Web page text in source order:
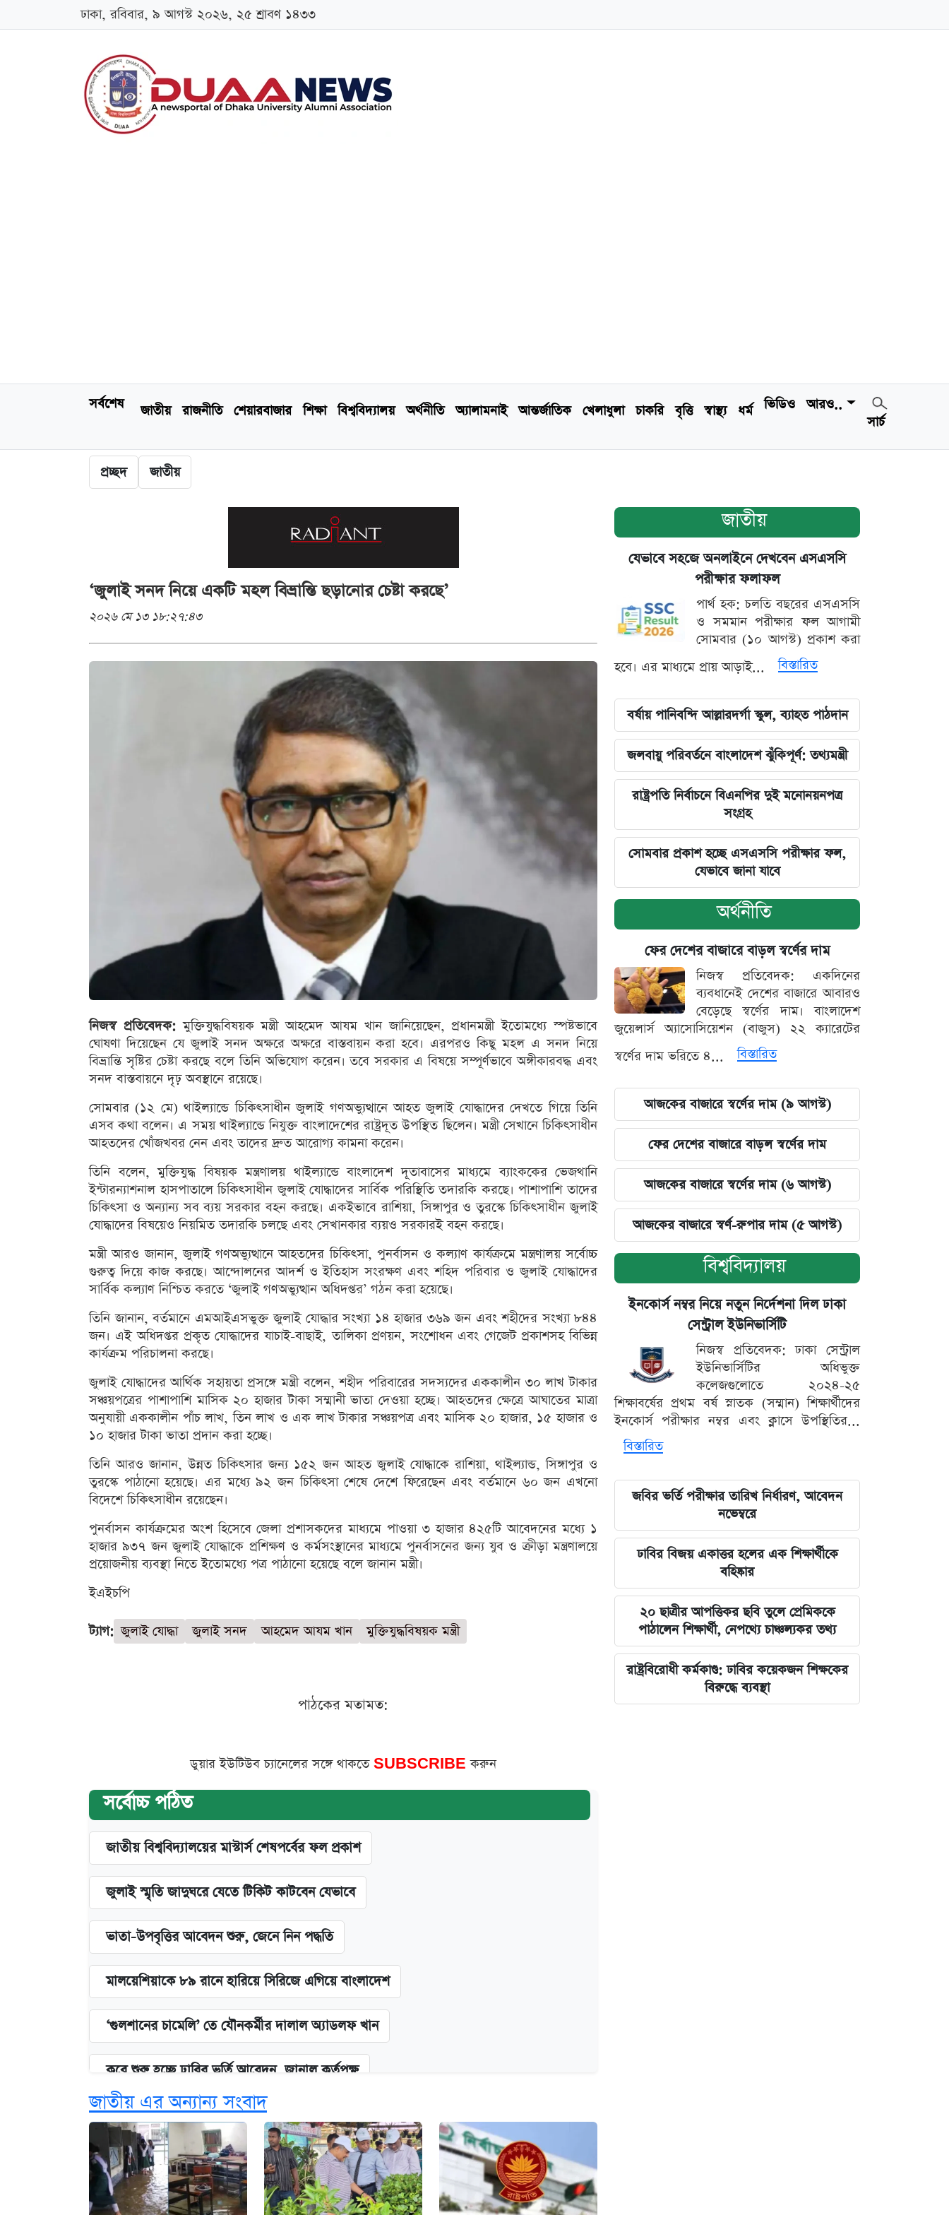
ঢাকা, রবিবার, ৯ আগস্ট ২০২৬, ২৫ শ্রাবণ ১৪৩৩
সর্বশেষ জাতীয় রাজনীতি শেয়ারবাজার শিক্ষা বিশ্ববিদ্যালয় অর্থনীতি অ্যালামনাই আন্তর্জাতিক খেলাধুলা চাকরি বৃত্তি স্বাস্থ্য ধর্ম ভিডিও
আরও..
সার্চ
প্রচ্ছদ জাতীয়
‘জুলাই সনদ নিয়ে একটি মহল বিভ্রান্তি ছড়ানোর চেষ্টা করছে’
২০২৬ মে ১৩ ১৮:২৭:৪৩
নিজস্ব প্রতিবেদক:মুক্তিযুদ্ধবিষয়ক মন্ত্রী আহমেদ আযম খান জানিয়েছেন, প্রধানমন্ত্রী ইতোমধ্যে স্পষ্টভাবে
ঘোষণা দিয়েছেন যে জুলাই সনদ অক্ষরে অক্ষরে বাস্তবায়ন করা হবে। এরপরও কিছু মহল এ সনদ নিয়ে
বিভ্রান্তি সৃষ্টির চেষ্টা করছে বলে তিনি অভিযোগ করেন। তবে সরকার এ বিষয়ে সম্পূর্ণভাবে অঙ্গীকারবদ্ধ এবং
সনদ বাস্তবায়নে দৃঢ় অবস্থানে রয়েছে।
সোমবার (১২ মে) থাইল্যান্ডে চিকিৎসাধীন জুলাই গণঅভ্যুত্থানে আহত জুলাই যোদ্ধাদের দেখতে গিয়ে তিনি
এসব কথা বলেন। এ সময় থাইল্যান্ডে নিযুক্ত বাংলাদেশের রাষ্ট্রদূত উপস্থিত ছিলেন। মন্ত্রী সেখানে চিকিৎসাধীন
আহতদের খোঁজখবর নেন এবং তাদের দ্রুত আরোগ্য কামনা করেন।
তিনি বলেন, মুক্তিযুদ্ধ বিষয়ক মন্ত্রণালয় থাইল্যান্ডে বাংলাদেশ দূতাবাসের মাধ্যমে ব্যাংককের ভেজথানি
ইন্টারন্যাশনাল হাসপাতালে চিকিৎসাধীন জুলাই যোদ্ধাদের সার্বিক পরিস্থিতি তদারকি করছে। পাশাপাশি তাদের
চিকিৎসা ও অন্যান্য সব ব্যয় সরকার বহন করছে। একইভাবে রাশিয়া, সিঙ্গাপুর ও তুরস্কে চিকিৎসাধীন জুলাই
যোদ্ধাদের বিষয়েও নিয়মিত তদারকি চলছে এবং সেখানকার ব্যয়ও সরকারই বহন করছে।
মন্ত্রী আরও জানান, জুলাই গণঅভ্যুত্থানে আহতদের চিকিৎসা, পুনর্বাসন ও কল্যাণ কার্যক্রমে মন্ত্রণালয় সর্বোচ্চ
গুরুত্ব দিয়ে কাজ করছে। আন্দোলনের আদর্শ ও ইতিহাস সংরক্ষণ এবং শহিদ পরিবার ও জুলাই যোদ্ধাদের
সার্বিক কল্যাণ নিশ্চিত করতে ‘জুলাই গণঅভ্যুত্থান অধিদপ্তর’ গঠন করা হয়েছে।
তিনি জানান, বর্তমানে এমআইএসভুক্ত জুলাই যোদ্ধার সংখ্যা ১৪ হাজার ৩৬৯ জন এবং শহীদের সংখ্যা ৮৪৪
জন। এই অধিদপ্তর প্রকৃত যোদ্ধাদের যাচাই-বাছাই, তালিকা প্রণয়ন, সংশোধন এবং গেজেট প্রকাশসহ বিভিন্ন
কার্যক্রম পরিচালনা করছে।
জুলাই যোদ্ধাদের আর্থিক সহায়তা প্রসঙ্গে মন্ত্রী বলেন, শহীদ পরিবারের সদস্যদের এককালীন ৩০ লাখ টাকার
সঞ্চয়পত্রের পাশাপাশি মাসিক ২০ হাজার টাকা সম্মানী ভাতা দেওয়া হচ্ছে। আহতদের ক্ষেত্রে আঘাতের মাত্রা
অনুযায়ী এককালীন পাঁচ লাখ, তিন লাখ ও এক লাখ টাকার সঞ্চয়পত্র এবং মাসিক ২০ হাজার, ১৫ হাজার ও
১০ হাজার টাকা ভাতা প্রদান করা হচ্ছে।
তিনি আরও জানান, উন্নত চিকিৎসার জন্য ১৫২ জন আহত জুলাই যোদ্ধাকে রাশিয়া, থাইল্যান্ড, সিঙ্গাপুর ও
তুরস্কে পাঠানো হয়েছে। এর মধ্যে ৯২ জন চিকিৎসা শেষে দেশে ফিরেছেন এবং বর্তমানে ৬০ জন এখনো
বিদেশে চিকিৎসাধীন রয়েছেন।
পুনর্বাসন কার্যক্রমের অংশ হিসেবে জেলা প্রশাসকদের মাধ্যমে পাওয়া ৩ হাজার ৪২৫টি আবেদনের মধ্যে ১
হাজার ৯৩৭ জন জুলাই যোদ্ধাকে প্রশিক্ষণ ও কর্মসংস্থানের মাধ্যমে পুনর্বাসনের জন্য যুব ও ক্রীড়া মন্ত্রণালয়ে
প্রয়োজনীয় ব্যবস্থা নিতে ইতোমধ্যে পত্র পাঠানো হয়েছে বলে জানান মন্ত্রী।
ইএইচপি
ট্যাগ: জুলাই যোদ্ধা জুলাই সনদ আহমেদ আযম খান মুক্তিযুদ্ধবিষয়ক মন্ত্রী
পাঠকের মতামত:
ডুয়ার ইউটিউব চ্যানেলের সঙ্গে থাকতে SUBSCRIBEকরুন
সর্বোচ্চ পঠিত
জাতীয় বিশ্ববিদ্যালয়ের মাস্টার্স শেষপর্বের ফল প্রকাশ
জুলাই স্মৃতি জাদুঘরে যেতে টিকিট কাটবেন যেভাবে
ভাতা-উপবৃত্তির আবেদন শুরু, জেনে নিন পদ্ধতি
মালয়েশিয়াকে ৮৯ রানে হারিয়ে সিরিজে এগিয়ে বাংলাদেশ
‘গুলশানের চামেলি’ তে যৌনকর্মীর দালাল অ্যাডলফ খান
কবে শুরু হচ্ছে ঢাবির ভর্তি আবেদন, জানাল কর্তৃপক্ষ
এক ক্লিকে জেনে নিন আইফোন ১৮ প্রো ম্যাক্সের দাম ও ফিচার
নবম জাতীয় পে-স্কেল নিয়ে সর্বশেষ যা জানা গেল
পাঁচ দপ্তরে নতুন সচিব নিয়োগ দিল সরকার
জাতীয় এর অন্যান্য সংবাদ
জাতীয়
যেভাবে সহজে অনলাইনে দেখবেন এসএসসি
পরীক্ষার ফলাফল
পার্থ হক: চলতি বছরের এসএসসি
ও সমমান পরীক্ষার ফল আগামী
সোমবার (১০ আগস্ট) প্রকাশ করা
হবে। এর মাধ্যমে প্রায় আড়াই...
বিস্তারিত
বর্ষায় পানিবন্দি আল্লারদর্গা স্কুল, ব্যাহত পাঠদান
জলবায়ু পরিবর্তনে বাংলাদেশ ঝুঁকিপূর্ণ: তথ্যমন্ত্রী
রাষ্ট্রপতি নির্বাচনে বিএনপির দুই মনোনয়নপত্র
সংগ্রহ
সোমবার প্রকাশ হচ্ছে এসএসসি পরীক্ষার ফল,
যেভাবে জানা যাবে
অর্থনীতি
ফের দেশের বাজারে বাড়ল স্বর্ণের দাম
নিজস্ব প্রতিবেদক: একদিনের
ব্যবধানেই দেশের বাজারে আবারও
বেড়েছে স্বর্ণের দাম। বাংলাদেশ
জুয়েলার্স অ্যাসোসিয়েশন (বাজুস) ২২ ক্যারেটের
স্বর্ণের দাম ভরিতে ৪...
বিস্তারিত
আজকের বাজারে স্বর্ণের দাম (৯ আগস্ট)
ফের দেশের বাজারে বাড়ল স্বর্ণের দাম
আজকের বাজারে স্বর্ণের দাম (৬ আগস্ট)
আজকের বাজারে স্বর্ণ-রুপার দাম (৫ আগস্ট)
বিশ্ববিদ্যালয়
ইনকোর্স নম্বর নিয়ে নতুন নির্দেশনা দিল ঢাকা
সেন্ট্রাল ইউনিভার্সিটি
নিজস্ব প্রতিবেদক: ঢাকা সেন্ট্রাল
ইউনিভার্সিটির অধিভুক্ত
কলেজগুলোতে ২০২৪-২৫
শিক্ষাবর্ষের প্রথম বর্ষ স্নাতক (সম্মান) শিক্ষার্থীদের
ইনকোর্স পরীক্ষার নম্বর এবং ক্লাসে উপস্থিতির...
বিস্তারিত
জবির ভর্তি পরীক্ষার তারিখ নির্ধারণ, আবেদন
নভেম্বরে
ঢাবির বিজয় একাত্তর হলের এক শিক্ষার্থীকে
বহিষ্কার
২০ ছাত্রীর আপত্তিকর ছবি তুলে প্রেমিককে
পাঠালেন শিক্ষার্থী, নেপথ্যে চাঞ্চল্যকর তথ্য
রাষ্ট্রবিরোধী কর্মকাণ্ড: ঢাবির কয়েকজন শিক্ষকের
বিরুদ্ধে ব্যবস্থা